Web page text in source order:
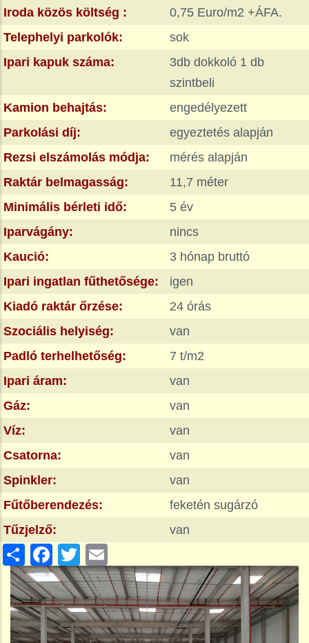
Iroda közös költség :
0,75 Euro/m2 +ÁFA.
Telephelyi parkolók:
sok
Ipari kapuk száma:
3db dokkoló 1 db
szintbeli
Kamion behajtás:
engedélyezett
Parkolási díj:
egyeztetés alapján
Rezsi elszámolás módja:
mérés alapján
Raktár belmagasság:
11,7 méter
Minimális bérleti idő:
5 év
Iparvágány:
nincs
Kaució:
3 hónap bruttó
Ipari ingatlan fűthetősége:
igen
Kiadó raktár őrzése:
24 órás
Szociális helyiség:
van
Padló terhelhetőség:
7 t/m2
Ipari áram:
van
Gáz:
van
Víz:
van
Csatorna:
van
Spinkler:
van
Fűtőberendezés:
feketén sugárzó
Tűzjelző:
van
ShareFacebook
Twitter